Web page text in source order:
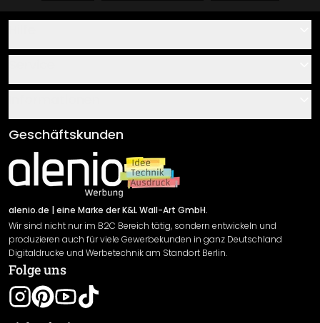
Über uns
Klebe- und Montageanleitungen
Newsletter An-/Abmeldung
Sendungsverfolgung
AGB
Impressum
Versand & Zahlung
Rücksendung
Widerrufsrecht
Datenschutzerklärung
Gewährleistung
Leistungserklärung / CE-Zeichen
Geschäftskunden
alenio.de | eine Marke der K&L Wall-Art GmbH.
Wir sind nicht nur im B2C Bereich tätig, sondern entwickeln und
produzieren auch für viele Gewerbekunden in ganz Deutschland
Digitaldrucke und Werbetechnik am Standort Berlin.
Folge uns